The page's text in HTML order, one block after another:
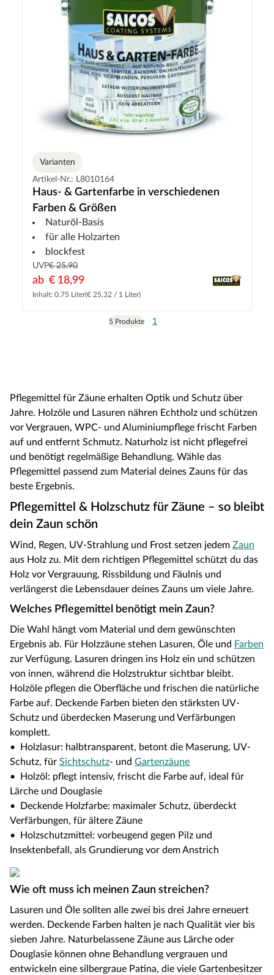
Varianten
Artikel-Nr.: L8010164
Haus- & Gartenfarbe in verschiedenen
Farben & Größen
Naturöl-Basis
für alle Holzarten
blockfest
UVP€ 25,90
ab € 18,99
Inhalt: 0.75 Liter(€ 25,32 / 1 Liter)
5 Produkte 1
Pflegemittel für Zäune erhalten Optik und Schutz über
Jahre. Holzöle und Lasuren nähren Echtholz und schützen
vor Vergrauen, WPC- und Aluminiumpflege frischt Farben
auf und entfernt Schmutz. Naturholz ist nicht pflegefrei
und benötigt regelmäßige Behandlung. Wähle das
Pflegemittel passend zum Material deines Zauns für das
beste Ergebnis.
Pflegemittel & Holzschutz für Zäune – so bleibt
dein Zaun schön
Wind, Regen, UV-Strahlung und Frost setzen jedem Zaun
aus Holz zu. Mit dem richtigen Pflegemittel schützt du das
Holz vor Vergrauung, Rissbildung und Fäulnis und
verlängerst die Lebensdauer deines Zauns um viele Jahre.
Welches Pflegemittel benötigt mein Zaun?
Die Wahl hängt vom Material und dem gewünschten
Ergebnis ab. Für Holzzäune stehen Lasuren, Öle und Farben
zur Verfügung. Lasuren dringen ins Holz ein und schützen
von innen, während die Holzstruktur sichtbar bleibt.
Holzöle pflegen die Oberfläche und frischen die natürliche
Farbe auf. Deckende Farben bieten den stärksten UV-
Schutz und überdecken Maserung und Verfärbungen
komplett.
• Holzlasur: halbtransparent, betont die Maserung, UV-
Schutz, für Sichtschutz- und Gartenzäune
• Holzöl: pflegt intensiv, frischt die Farbe auf, ideal für
Lärche und Douglasie
• Deckende Holzfarbe: maximaler Schutz, überdeckt
Verfärbungen, für ältere Zäune
• Holzschutzmittel: vorbeugend gegen Pilz und
Insektenbefall, als Grundierung vor dem Anstrich
Wie oft muss ich meinen Zaun streichen?
Lasuren und Öle sollten alle zwei bis drei Jahre erneuert
werden. Deckende Farben halten je nach Qualität vier bis
sieben Jahre. Naturbelassene Zäune aus Lärche oder
Douglasie können ohne Behandlung vergrauen und
entwickeln eine silbergraue Patina, die viele Gartenbesitzer